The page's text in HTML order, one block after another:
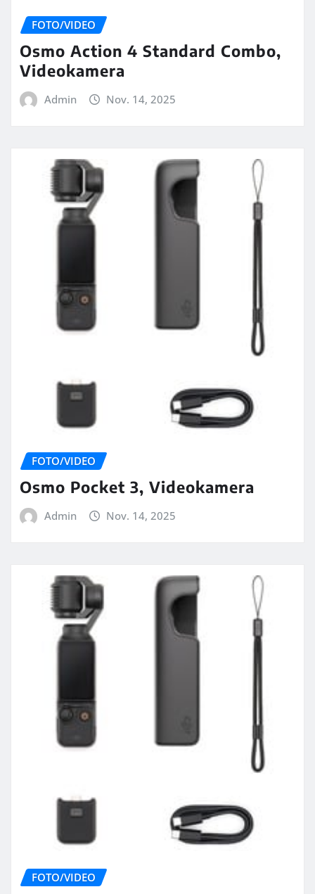
FOTO/VIDEO
Osmo Action 4 Standard Combo,
Videokamera
Admin Nov. 14, 2025
FOTO/VIDEO
Osmo Pocket 3, Videokamera
Admin Nov. 14, 2025
FOTO/VIDEO